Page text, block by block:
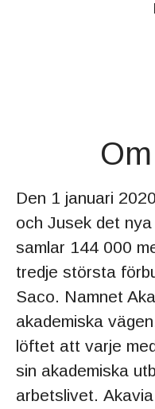
Den 1 januari
och Jusek det
samlar 144 000
tredje största
Saco. Namnet
akademiska
löftet att varje
sin akademiska
arbetslivet.